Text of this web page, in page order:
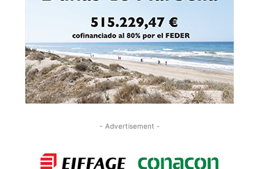
- Advertisement -